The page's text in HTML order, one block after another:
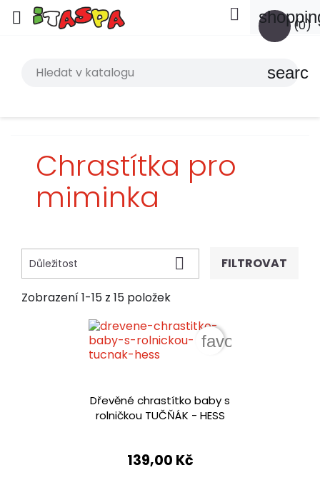
 (0)

search
Chrastítka pro
miminka
Důležitost  FILTROVAT
Zobrazení 1-15 z 15 položek
Dřevěné chrastítko baby s
rolničkou TUČŇÁK - HESS
139,00 Kč
favorite_border